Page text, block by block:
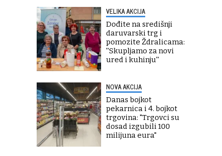
VELIKA AKCIJA
Dođite na središnji
daruvarski trg i
pomozite Ždralicama:
''Skupljamo za novi
ured i kuhinju''
NOVA AKCIJA
Danas bojkot
pekarnica i 4. bojkot
trgovina: "Trgovci su
dosad izgubili 100
milijuna eura"